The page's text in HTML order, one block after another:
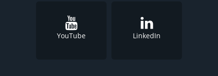
YouTube LinkedIn